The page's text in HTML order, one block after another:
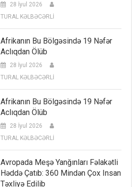
28 İyul 2026
TURAL KƏLBƏCƏRLİ
Afrikanın Bu Bölgəsində 19 Nəfər
Aclıqdan Ölüb
28 İyul 2026
TURAL KƏLBƏCƏRLİ
Afrikanın Bu Bölgəsində 19 Nəfər
Aclıqdan Ölüb
28 İyul 2026
TURAL KƏLBƏCƏRLİ
Avropada Meşə Yanğınları Fəlakətli
Həddə Çatıb: 360 Mindən Çox Insan
Təxliyə Edilib